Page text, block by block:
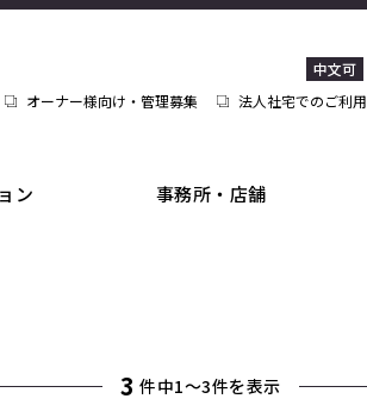
中文可
オーナー様向け・管理募集 法人社宅でのご利用
ン 事務所・店舗
3 件中1〜3件を表示